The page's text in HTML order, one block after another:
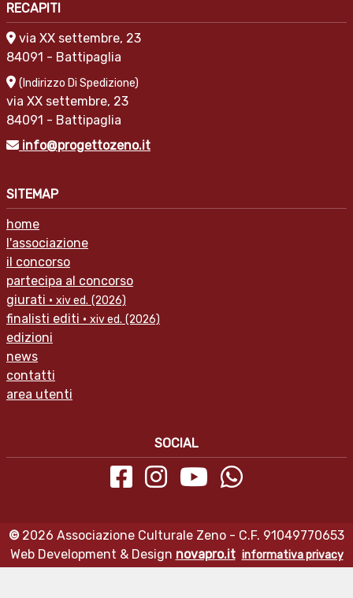
RECAPITI
via XX settembre, 23
84091 - Battipaglia
(Indirizzo Di Spedizione)
via XX settembre, 23
84091 - Battipaglia
info@progettozeno.it
SOCIAL
SITEMAP
home
l'associazione
il concorso
partecipa al concorso
giurati · xiv ed. (2026)
finalisti editi · xiv ed. (2026)
edizioni
news
contatti
area utenti
©2026 Associazione Culturale Zeno - C.F. 91049770653
Web Development & Design novapro.it informativa privacy